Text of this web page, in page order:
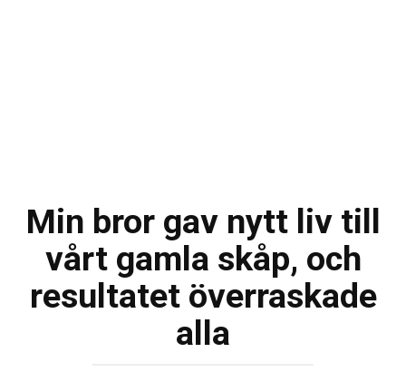
Min bror gav nytt liv till
vårt gamla skåp, och
resultatet överraskade
alla